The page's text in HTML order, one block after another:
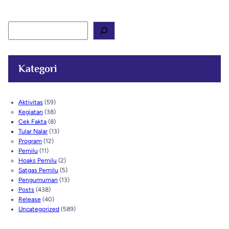
r
Kategori
Aktivitas (59)
Kegiatan (38)
Cek Fakta (8)
Tular Nalar (13)
Program (12)
Pemilu (11)
Hoaks Pemilu (2)
Satgas Pemilu (5)
Pengumuman (13)
Posts (438)
Release (40)
Uncategorized (589)